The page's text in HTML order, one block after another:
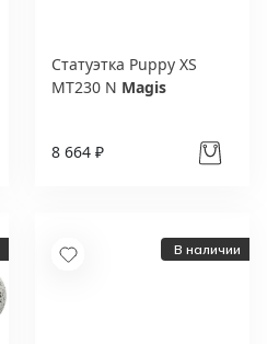
Статуэтка Puppy XS
MT230 N Magis
8 664 ₽
В наличии